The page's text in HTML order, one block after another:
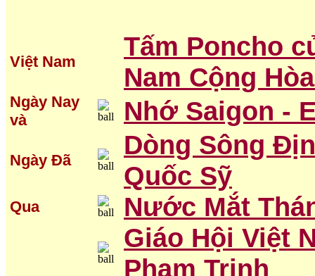
Việt Nam
Tấm Poncho
Nam Cộng
Ngày Nay
và
Nhớ Saigon -
Ngày Đã
Dòng Sông
Quốc Sỹ
Qua
Nước Mắt
Giáo Hội Việt
Phạm Trinh